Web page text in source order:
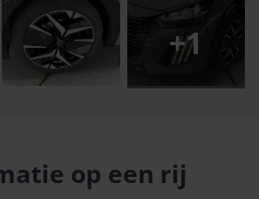
+1
op een rij